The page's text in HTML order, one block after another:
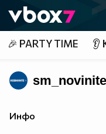
👾
🎉 PARTY TIME 👂
Инфо